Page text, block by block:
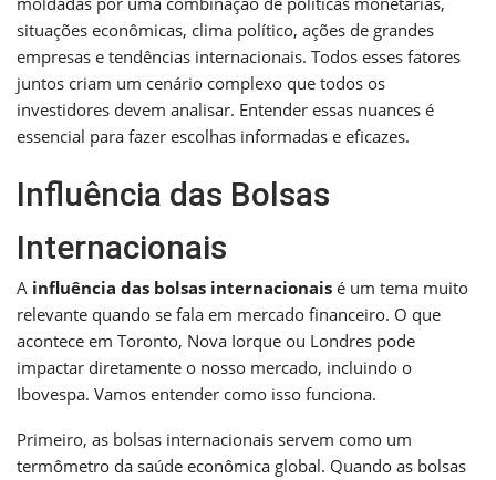
situações econômicas, clima político, ações de grandes
empresas e tendências internacionais. Todos esses fatores
juntos criam um cenário complexo que todos os
investidores devem analisar. Entender essas nuances é
essencial para fazer escolhas informadas e eficazes.
Influência das Bolsas
Internacionais
A influência das bolsas internacionais é um tema muito
relevante quando se fala em mercado financeiro. O que
acontece em Toronto, Nova Iorque ou Londres pode
impactar diretamente o nosso mercado, incluindo o
Ibovespa. Vamos entender como isso funciona.
Primeiro, as bolsas internacionais servem como um
termômetro da saúde econômica global. Quando as bolsas